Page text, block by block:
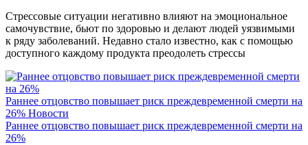
Стрессовые ситуации негативно влияют на эмоциональное
самочувствие, бьют по здоровью и делают людей уязвимыми
к ряду заболеваний. Недавно стало известно, как с помощью
доступного каждому продукта преодолеть стрессы
Раннее отцовство повышает риск преждевременной смерти на
26% Новости
Раннее отцовство повышает риск преждевременной смерти на
26%